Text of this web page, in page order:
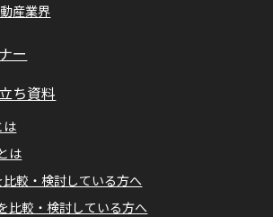
産業界
ー
ち資料
は
は
比較・検討している方へ
比較・検討している方へ